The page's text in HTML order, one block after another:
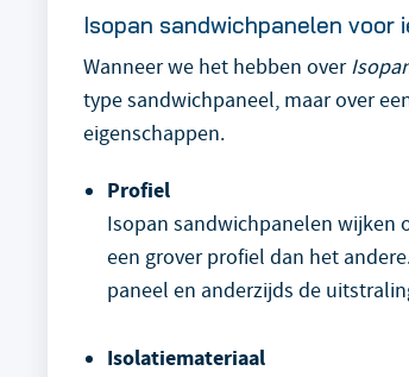
Isopan sandwichpanelen voor
Wanneer we het hebben over
type sandwichpaneel, maar over
eigenschappen.
Profiel
Isopan sandwichpanelen wijken
een grover profiel dan het
paneel en anderzijds de
Isolatiemateriaal